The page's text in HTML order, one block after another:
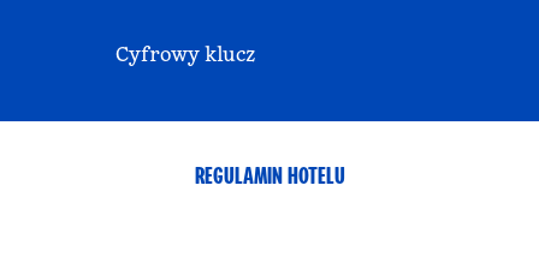
Cyfrowy klucz
REGULAMIN HOTELU